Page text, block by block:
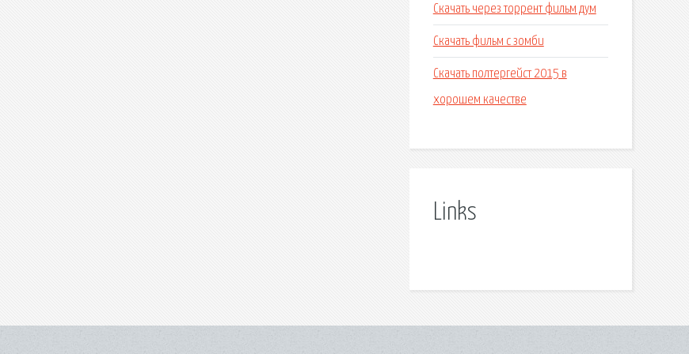
Скачать через торрент фильм дум
Скачать фильм с зомби
Скачать полтергейст 2015 в
хорошем качестве
Links